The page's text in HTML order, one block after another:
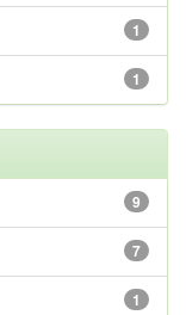
1
1
9
7
1